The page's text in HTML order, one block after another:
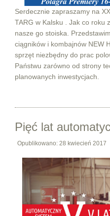
Serdecznie zapraszamy na
TARG w Kalsku . Jak co roku
nasze go stoiska.
ciągników i kombajnów NEW
sprzęt niezbędny do prac
Państwu zarówno od strony
planowanych inwestycjach.
Pięć lat
Opublikowano: 28 kwiecień 2017